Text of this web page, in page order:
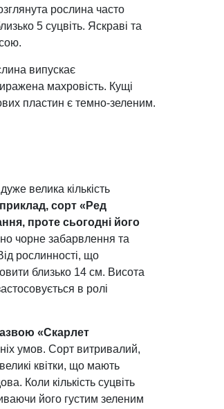
рослина часто
5 суцвіть. Яскраві та
випускає
махровість. Кущі
пластин є темно-зеленим.
велика кількість
сорт «Ред
проте сьогодні його
чорне забарвлення та
рослинності, що
близько 14 см. Висота
в ролі
«Скарлет
умов. Сорт витривалий,
квітки, що мають
Коли кількість суцвіть
його густим зеленим